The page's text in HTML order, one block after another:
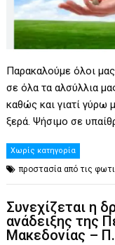
Παρακαλούμε όλοι μας
σε όλα τα αλσύλλια
καθώς και γιατί γύρω
ξερά. Ψήσιμο σε
Χωρίς κατηγορία
προστασία από τις
Συνεχίζεται η
ανάδειξης της
Μακεδονίας –